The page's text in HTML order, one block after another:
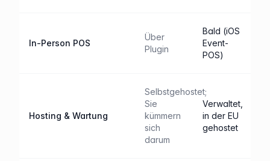
In-Person POS
Über
Plugin
Bald (iOS
Event-
POS)
Hosting & Wartung
Selbstgehostet;
Sie
kümmern
sich
darum
Verwaltet,
in der EU
gehostet